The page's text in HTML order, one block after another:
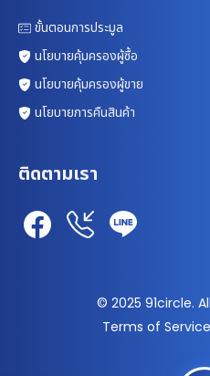
ขั้นตอนการประมูล
นโยบายคุ้มครองผู้ซื้อ
นโยบายคุ้มครองผู้ขาย
นโยบายการคืนสินค้า
ติดตามเรา
© 2025 91circle.
Terms of